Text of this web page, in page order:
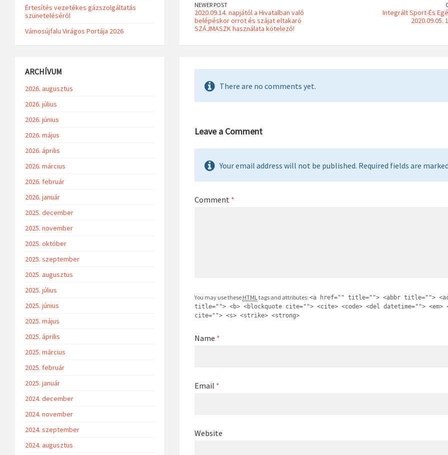
NEWER POST
2020.09.14. napjától a Hivatalban való
belépéskor orrot és szájat eltakaró
SZÁJMASZK használata kötelező!
Integrált Sport-És
2020.09.05.
There are no comments yet.
Leave a Comment
Your email address will not be published. Required fields are
Comment *
You may use these HTML tags and attributes: <a href="" title=""> <abbr title="">
title=""> <b> <blockquote cite=""> <cite> <code> <del datetime=""> <em>
cite=""> <s> <strike> <strong>
Name *
Email *
Website
Értesítés vezetékes gázszolgáltatás
szüneteléséről
Vámosújfalu Virágos Portája 2026
ARCHÍVUM
2026. augusztus
2026. július
2026. június
2026. május
2026. április
2026. március
2026. február
2026. január
2025. december
2025. november
2025. október
2025. szeptember
2025. augusztus
2025. július
2025. június
2025. május
2025. április
2025. március
2025. február
2025. január
2024. december
2024. november
2024. szeptember
2024. augusztus